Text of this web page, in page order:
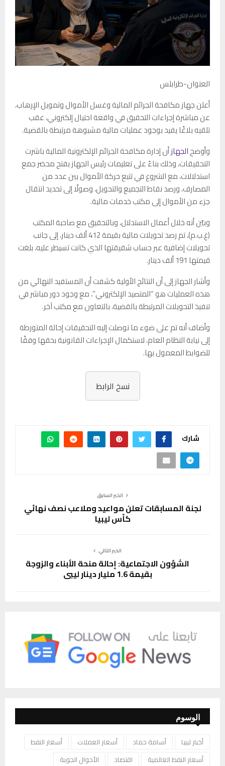
العنوان-طرابلس
أعلن جهاز مكافحة الجرائم المالية وغسل الأموال وتمويل الإرهاب،
عن مباشرة إجراءات التحقيق في واقعة احتيال إلكتروني، عقب
تلقيه بلاغًا يفيد بوجود عمليات مالية مشبوهة مرتبطة بالقضية.
وأوضحالجهازأن إدارة مكافحة الجرائم الإلكترونية المالية باشرت
التحقيقات، وذلك بناءً على تعليمات رئيس الجهاز بفتح محضر جمع
استدلالات، مع الشروع في تتبع حركة الأموال بين عدد من
المصارف، ورصد نقاط التجميع والتحويل، وصولًا إلى تحديد انتقال
جزء من الأموال إلى مكتب خدمات مالية.
وبيّن أنه خلال أعمال الاستدلال، وبالتحقيق مع صاحبة المكتب
(غ.ب.م)، تم رصد تحويلات مالية بقيمة 412 ألف دينار، إلى جانب
تحويلات إضافية عبر حساب شقيقتها الذي كانت تسيطر عليه، بلغت
قيمتها 191 ألف دينار.
وأشار الجهاز إلى أن النتائج الأولية كشفت أن المستفيد النهائي من
هذه العمليات هو “المتصيد الإلكتروني”، مع وجود دور مباشر في
تنفيذ التحويلات المرتبطة بالقضية، بالتعاون مع مكتب آخر.
وأضاف أنه تم على ضوء ما توصلت إليه التحقيقات إحالة المتورطة
إلى نيابة النظام العام، لاستكمال الإجراءات القانونية بحقها وفقًا
للضوابط المعمول بها.
نسخ الرابط
شارك
الخبر السابق
لجنة المسابقات تعلن مواعيد وملاعب نصف نهائي
كأس ليبيا
الخبر التالي
الشؤون الاجتماعية: إحالة منحة الأبناء والزوجة
بقيمة 1.6 مليار دينار ليبي
الوسوم
أخبار ليبيا أسامة حماد أسعار العملات
أسعار النفط
أسعار النفط العالمية
اقتصاد
الأحوال الجوية